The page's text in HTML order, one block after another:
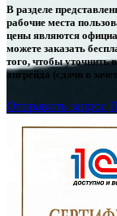
В разделе
рабочие места
цены являются
можете заказать
того, чтобы уточнить
апгрейда (сдачи в
Отправить запрос